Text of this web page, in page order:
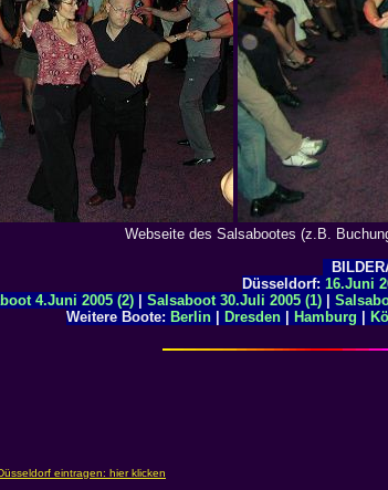
Webseite des Salsabootes (z.B.
Düsseldorf: 16.Juni
4.Juni 2005 (2)| Salsaboot 30.Juli 2005 (1)|
Weitere Boote: Berlin| Dresden| Hamburg |